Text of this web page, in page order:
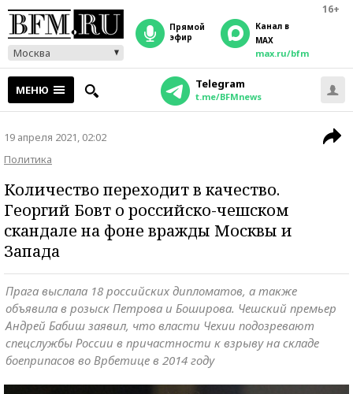
16+
Москва
прямой
эфир
Канал в
MAX
max.ru/bfm
МЕНЮ Telegram
t.me/BFMnews
19 апреля 2021, 02:02
Политика
Количество переходит в качество.
Георгий Бовт о российско-чешском
скандале на фоне вражды Москвы и
Запада
Прага выслала 18 российских дипломатов, а также
объявила в розыск Петрова и Боширова. Чешский премьер
Андрей Бабиш заявил, что власти Чехии подозревают
спецслужбы России в причастности к взрыву на складе
боеприпасов во Врбетице в 2014 году